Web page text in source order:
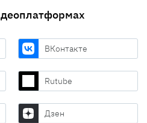
ВКонтакте
Rutube
Дзен